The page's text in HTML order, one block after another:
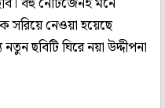
সরিয়ে নেওয়া হয়েছে
ছবিটি ঘিরে নয়া উদ্দীপনা